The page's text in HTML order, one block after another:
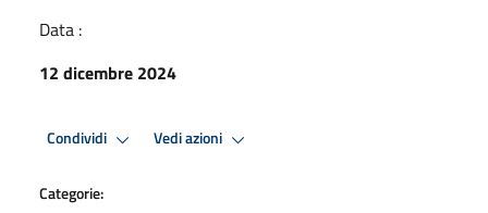
Data :
12 dicembre 2024
Condividi Vedi azioni
Categorie: